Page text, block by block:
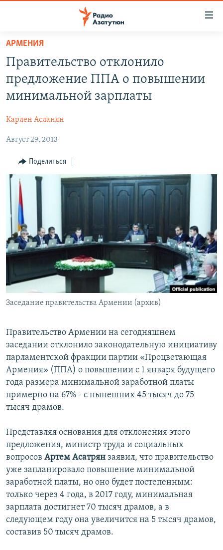
Перейти
основному
содержанию
Перейти
основной
навигации
Перейти
поиску
НОВОСТИ
ПОЛИТИКА
ЭКОНОМИКА
РЕГИОН
НАГОРНЫЙ КАРАБАХ
КУЛЬТУРА
СПОРТ
АРХИВ
Հայերեն
Русский
Все сайты Радио Азатутюн
АРМЕНИЯ
Правительство отклонило
предложение ППА о повышении
минимальной зарплаты
Карлен Асланян
Август 29, 2013
Поделиться
Заседание правительства Армении (архив)
Правительство Армении на сегодняшнем
заседании отклонило законодательную инициативу
парламентской фракции партии «Процветающая
Армения» (ППА) о повышении с 1 января будущего
года размера минимальной заработной платы
примерно на 67% - с нынешних 45 тысяч до 75
тысяч драмов.
Представляя основания для отклонения этого
предложения, министр труда и социальных
вопросов Артем Асатрян заявил, что правительство
уже запланировало повышение минимальной
заработной платы, но оно будет постепенным:
только через 4 года, в 2017 году, минимальная
зарплата достигнет 70 тысяч драмов, а в
следующем году она увеличится на 5 тысяч драмов,
составив 50 тысяч драмов.